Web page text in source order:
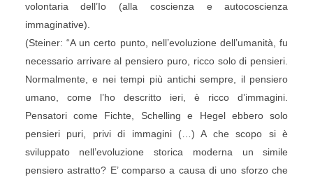
volontaria dell’Io (alla coscienza e autocoscienza
immaginative).
(Steiner: “A un certo punto, nell’evoluzione dell’umanità, fu
necessario arrivare al pensiero puro, ricco solo di pensieri.
Normalmente, e nei tempi più antichi sempre, il pensiero
umano, come l’ho descritto ieri, è ricco d’immagini.
Pensatori come Fichte, Schelling e Hegel ebbero solo
pensieri puri, privi di immagini (…) A che scopo si è
sviluppato nell’evoluzione storica moderna un simile
pensiero astratto? E’ comparso a causa di uno sforzo che